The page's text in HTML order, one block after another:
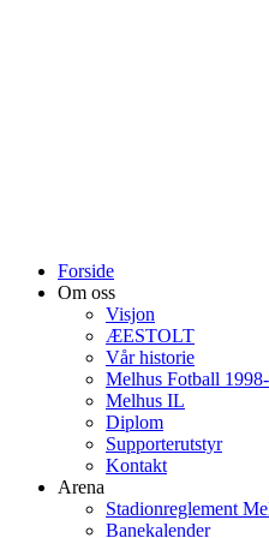
Forside
Om oss
Visjon
ÆESTOLT
Vår historie
Melhus Fotball
Melhus IL
Diplom
Supporterutstyr
Kontakt
Arena
Stadionreglement
Banekalender